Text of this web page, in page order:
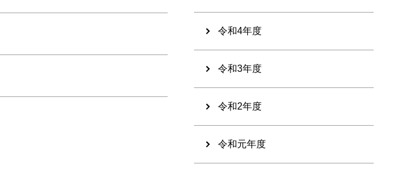
令和4年度
令和3年度
令和2年度
令和元年度